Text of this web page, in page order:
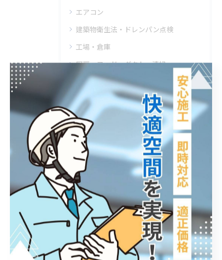
エアコン
建築物衛生法・ドレンパン点検
工場・倉庫
厨房・フード・ダクト・清掃
フロン排出抑制法
クリニック・エアコン・クリーニング
エアコン・飲食店・高圧洗浄
エアコン・工事・業務用
エアコン・室外機・メンテナンス
エアコン 冷房 温度
エアコン 2027年問題
エアコン 2027
最近の投稿
Recent